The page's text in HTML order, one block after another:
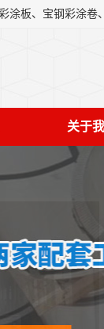
关于我